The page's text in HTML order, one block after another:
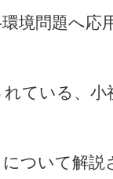
境問題へ応
ている、
ついて解